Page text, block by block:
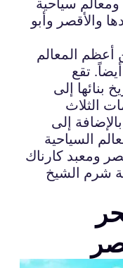
ومعالم سياحية
والأقصر وأبو
أعظم المعالم
تقع
بنائها إلى
الثلاث
إلى
السياحية
ومعبد كارناك
شرم الشيخ